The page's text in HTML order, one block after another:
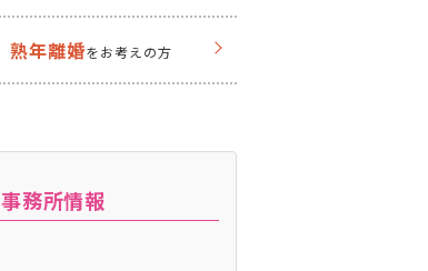
熟年離婚をお考えの方
事務所情報